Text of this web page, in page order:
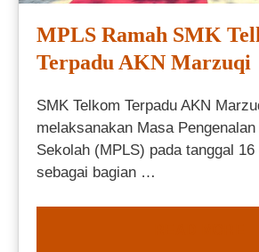
MPLS Ramah SMK
Terpadu AKN Marzuqi
SMK Telkom Terpadu AKN
melaksanakan Masa
Sekolah (MPLS) pada tanggal
sebagai bagian …